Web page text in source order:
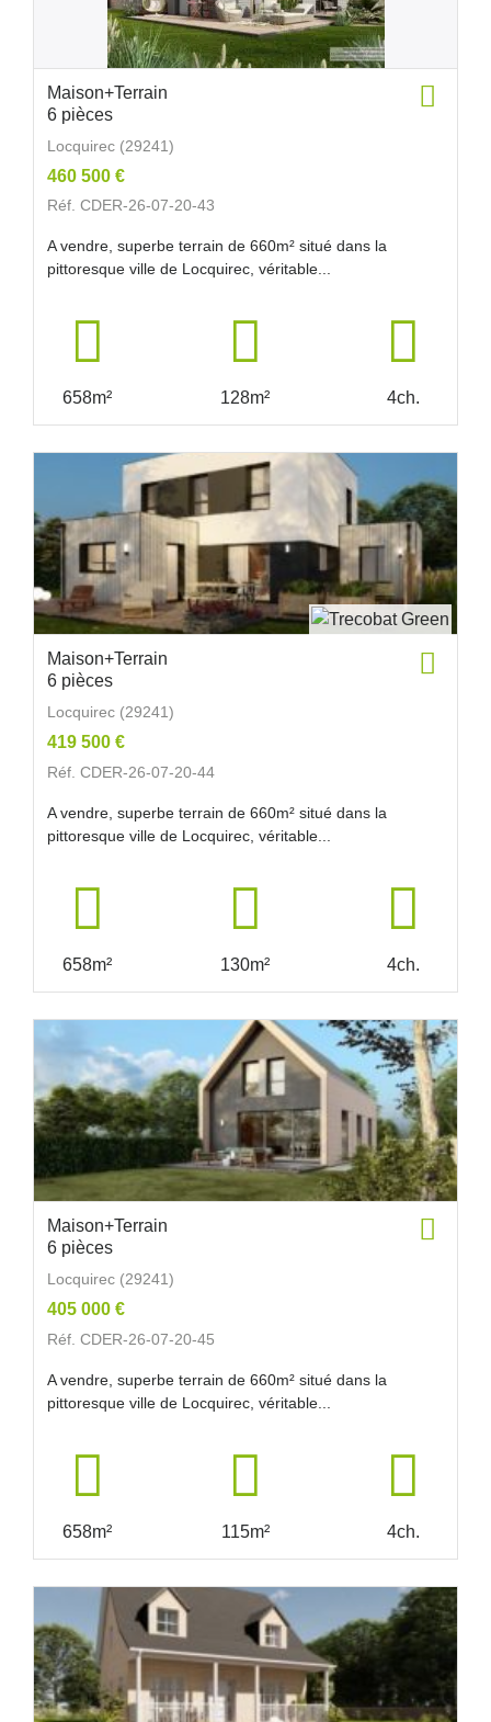
Maison+Terrain
6 pièces
Locquirec (29241)
460 500 €
Réf. CDER-26-07-20-43
A vendre, superbe terrain de 660m² situé dans la
pittoresque ville de Locquirec, véritable...
658m² 128m² 4ch.
Maison+Terrain
6 pièces
Locquirec (29241)
419 500 €
Réf. CDER-26-07-20-44
A vendre, superbe terrain de 660m² situé dans la
pittoresque ville de Locquirec, véritable...
658m² 130m² 4ch.
Maison+Terrain
6 pièces
Locquirec (29241)
405 000 €
Réf. CDER-26-07-20-45
A vendre, superbe terrain de 660m² situé dans la
pittoresque ville de Locquirec, véritable...
658m² 115m² 4ch.